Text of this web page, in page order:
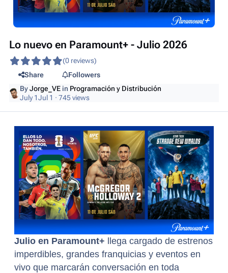
Lo nuevo en Paramount+ - Julio 2026
(0 reviews)
Share
Followers
ByJorge_VE in Programación y Distribución
July 1Jul 1 · 745 views
Julio en Paramount+ llega cargado de estrenos
imperdibles, grandes franquicias y eventos en
vivo que marcarán conversación en toda